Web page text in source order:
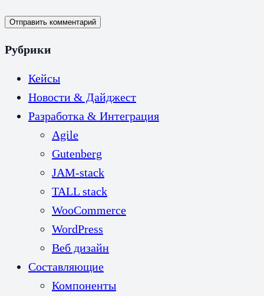
Отправить комментарий
Рубрики
Кейсы
Новости & Дайджест
Разработка & Интеграция
Agile
Gutenberg
JAM-stack
TALL stack
WooCommerce
WordPress
Веб дизайн
Составляющие
Компоненты